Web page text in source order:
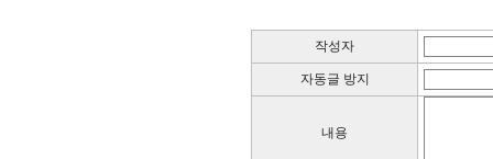
작성자
자동글 방지
내용